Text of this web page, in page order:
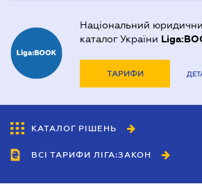
Національний
каталог України
ТАРИФИ
КАТАЛОГ РІШЕНЬ
ВСІ ТАРИФИ ЛІГА:ЗАКОН